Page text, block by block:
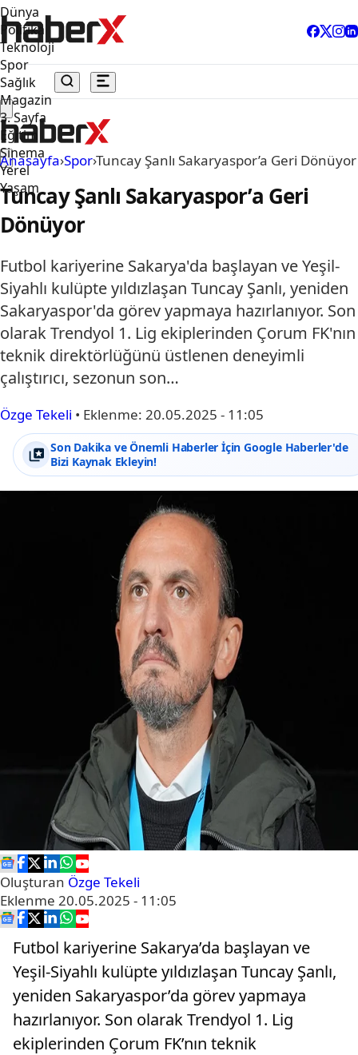
Dünya
Politika
Teknoloji
Spor
Sağlık
Magazin
3. Sayfa
Eğitim
Sinema
Yerel
Yaşam
Anasayfa›Spor›Tuncay Şanlı Sakaryaspor’a Geri Dönüyor
Tuncay Şanlı Sakaryaspor’a Geri
Dönüyor
Futbol kariyerine Sakarya'da başlayan ve Yeşil-
Siyahlı kulüpte yıldızlaşan Tuncay Şanlı, yeniden
Sakaryaspor'da görev yapmaya hazırlanıyor. Son
olarak Trendyol 1. Lig ekiplerinden Çorum FK'nın
teknik direktörlüğünü üstlenen deneyimli
çalıştırıcı, sezonun son…
Özge Tekeli • Eklenme: 20.05.2025 - 11:05
Son Dakika ve Önemli Haberler İçin Google Haberler'de
Bizi Kaynak Ekleyin!
Oluşturan Özge Tekeli
Eklenme 20.05.2025 - 11:05
Futbol kariyerine Sakarya’da başlayan ve
Yeşil-Siyahlı kulüpte yıldızlaşan Tuncay Şanlı,
yeniden Sakaryaspor’da görev yapmaya
hazırlanıyor. Son olarak Trendyol 1. Lig
ekiplerinden Çorum FK’nın teknik